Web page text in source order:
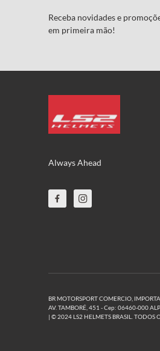
Receba novidades e
em primeira mão!
Always Ahead
BR MOTORSPORT COMERCIO,
AV. TAMBORÉ, 451 - Cep: 06460-000
| © 2024 LS2 HELMETS BRASIL. TODOS